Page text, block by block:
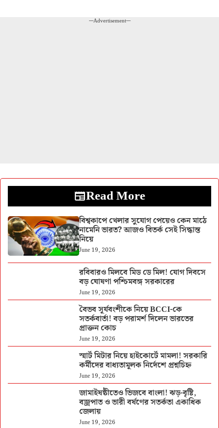
---Advertisement---
Read More
বিশ্বকাপে খেলার সুযোগ পেয়েও কেন মাঠে
নামেনি ভারত? আজও বিতর্ক সেই সিদ্ধান্ত
নিয়ে
June 19, 2026
রবিবারও মিলবে মিড ডে মিল! যোগ দিবসে
বড় ঘোষণা পশ্চিমবঙ্গ সরকারের
June 19, 2026
বৈভব সূর্যবংশীকে নিয়ে BCCI-কে
সতর্কবার্তা! বড় পরামর্শ দিলেন ভারতের
প্রাক্তন কোচ
June 19, 2026
স্মার্ট মিটার নিয়ে হাইকোর্টে মামলা! সরকারি
কর্মীদের বাধ্যতামূলক নির্দেশে প্রশ্নচিহ্ন
June 19, 2026
জামাইষষ্ঠীতেও ভিজবে বাংলা! ঝড়-বৃষ্টি,
বজ্রপাত ও ভারী বর্ষণের সতর্কতা একাধিক
জেলায়
June 19, 2026